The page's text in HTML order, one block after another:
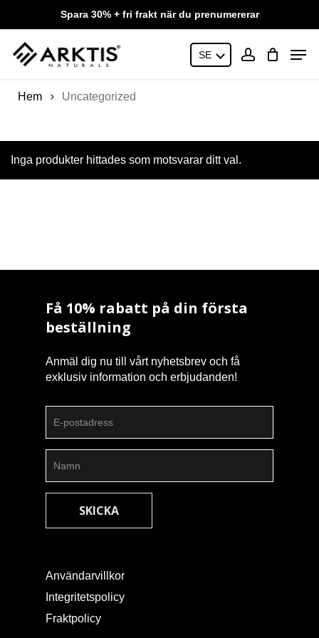
content
Spara 30% + fri frakt när du prenumererar
SE
account
Hem Uncategorized
Inga produkter hittades som motsvarar ditt val.
Menu
Få 10% rabatt på din första
beställning
Anmäl dig nu till vårt nyhetsbrev och få
exklusiv information och erbjudanden!
Användarvillkor
Integritetspolicy
Fraktpolicy